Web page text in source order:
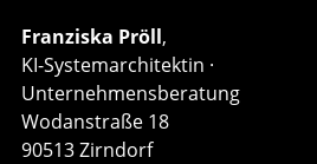
Franziska Pröll,
KI-Systemarchitektin ·
Unternehmensberatung
Wodanstraße 18
90513 Zirndorf